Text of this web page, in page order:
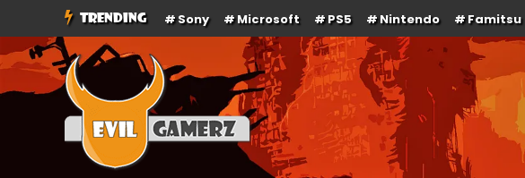
naar
de
TRENDING Sony Microsoft PS5 Nintendo Famitsu